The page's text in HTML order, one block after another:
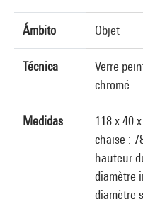
Ámbito Objet
Técnica
Verre
chromé
Medidas
118 x 40
chaise :
hauteur
diamètre
diamètre